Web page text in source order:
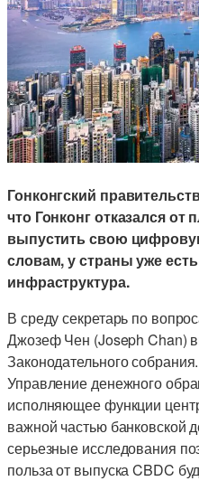
Гонконгский
что Гонконг отказался от
выпустить свою
словам, у страны уже
инфраструктура.
В среду секретарь по
Джозеф Чен (Joseph Chan)
Законодательного
Управление денежного
исполняющее функции
важной частью банковской
серьезные исследования
польза от выпуска CBDC